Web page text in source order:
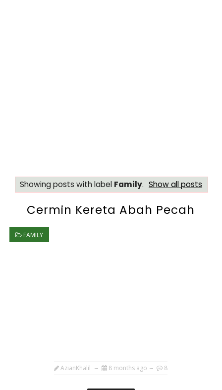
Showing posts with label Family. Show all posts
Cermin Kereta Abah Pecah
FAMILY
AzianKhalil 8 months ago 8